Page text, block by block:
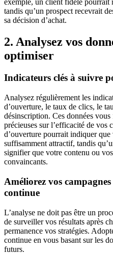
tandis qu’un prospect recevrait
sa décision d’achat.
2. Analysez vos
optimiser
Indicateurs clés à suivre
Analysez régulièrement les
d’ouverture, le taux de clics, le
désinscription. Ces données
précieuses sur l’efficacité de vos
d’ouverture pourrait indiquer que
suffisamment attractif, tandis
signifier que votre contenu ou
convaincants.
Améliorez vos
continue
L’analyse ne doit pas être un
de surveiller vos résultats après
permanence vos stratégies.
continue en vous basant sur les
futurs.